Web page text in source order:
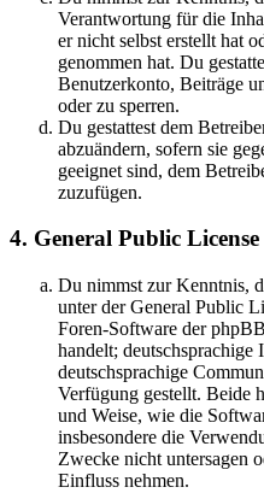
Verantwortung für die
er nicht selbst erstellt hat
genommen hat. Du
Benutzerkonto, Beiträge
oder zu sperren.
Du gestattest dem
abzuändern, sofern sie
geeignet sind, dem
zuzufügen.
4. General Public License
Du nimmst zur Kenntnis,
unter der General Public
Foren-Software der
handelt;
deutschsprachige
Verfügung gestellt. Beide
und Weise, wie die
insbesondere die
Zwecke nicht untersagen
Einfluss nehmen.